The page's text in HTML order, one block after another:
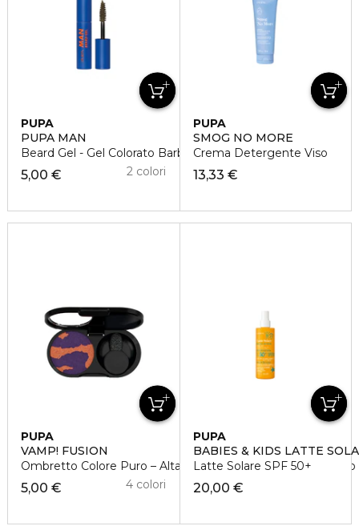
PUPA
PUPA MAN
Beard Gel - Gel Colorato Barba
5,00 € 2 colori
PUPA
SMOG NO MORE
Crema Detergente Viso
13,33 €
PUPA
VAMP! FUSION
Ombretto Colore Puro – Alta Pigmentazione – Multi-Effetto
5,00 € 4 colori
PUPA
BABIES & KIDS LATTE
Latte Solare SPF 50+
20,00 €